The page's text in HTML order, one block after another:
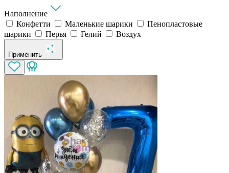
Наполнение
Конфетти
Маленькие шарики
Пенопластовые
шарики
Перья Гелий Воздух
Применить